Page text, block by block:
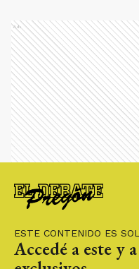
ESTE CONTENIDO ES
Accedé a este y
Ads